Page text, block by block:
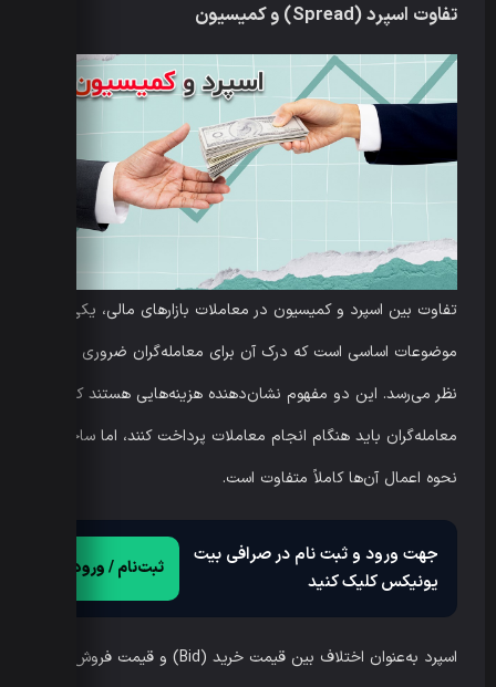
تفاوت اسپرد (Spread) و کمیسیون
تفاوت بین اسپرد و کمیسیون در معاملات بازارهای مالی، یکی از
موضوعات اساسی است که درک آن برای معامله‌گران ضروری به
نظر می‌رسد. این دو مفهوم نشان‌دهنده هزینه‌هایی هستند که
معامله‌گران باید هنگام انجام معاملات پرداخت کنند، اما ساختار و
نحوه اعمال آن‌ها کاملاً متفاوت است.
جهت ورود و ثبت نام در صرافی بیت
یونیکس کلیک کنید
ثبت‌نام / ورود
اسپرد به‌عنوان اختلاف بین قیمت خرید (Bid) و قیمت فروش